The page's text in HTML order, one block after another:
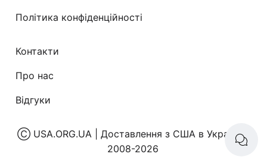
Політика конфіденційності
Контакти
Про нас
Відгуки
Ⓒ USA.ORG.UA | Доставлення з США в Україну|
2008-2026